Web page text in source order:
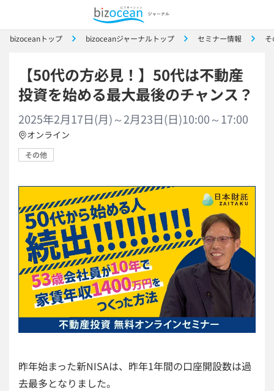
bizoceanトップ bizoceanジャーナルトップ セミナー情報
【50代の方必見！】50代は不動産
投資を始める最大最後のチャンス？
2025年2月17日(月)～2月23日(日)10:00～17:00
オンライン
その他
昨年始まった新NISAは、昨年1年間の口座開設数は過
去最多となりました。